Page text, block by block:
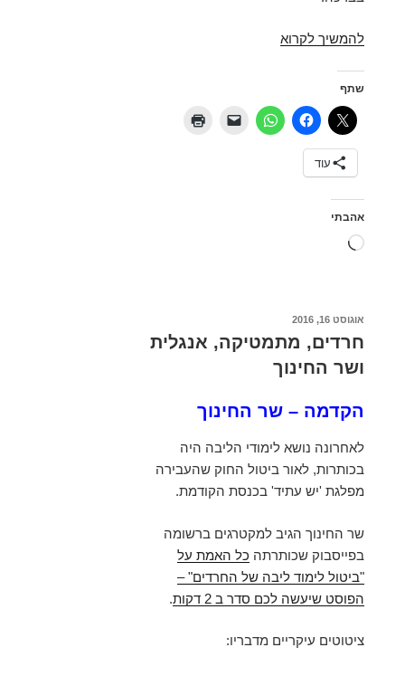
להמשיך לקרוא
חלוקת
תלמידים
שתף
עוד
אהבתי
טוען...
פורסם
אוגוסט 16, 2016
חרדים, מתמטיקה, אנגלית
ושר החינוך
הקדמה – שר החינוך
לאחרונה נושא לימודי הליבה היה
בכותרות, לאור ביטול החוק שהעבירה
מפלגת 'יש עתיד' בכנסת הקודמת.
שר החינוך הגיב למקטרגים ברשומה
בפייסבוק שכותרתה כל האמת על
"ביטול לימוד ליבה של החרדים" –
הפוסט שיעשה לכם סדר ב 2 דקות
.
ציטוטים עיקריים מדבריו: